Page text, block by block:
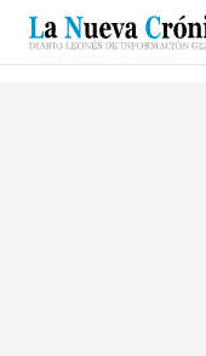
CULTURAS